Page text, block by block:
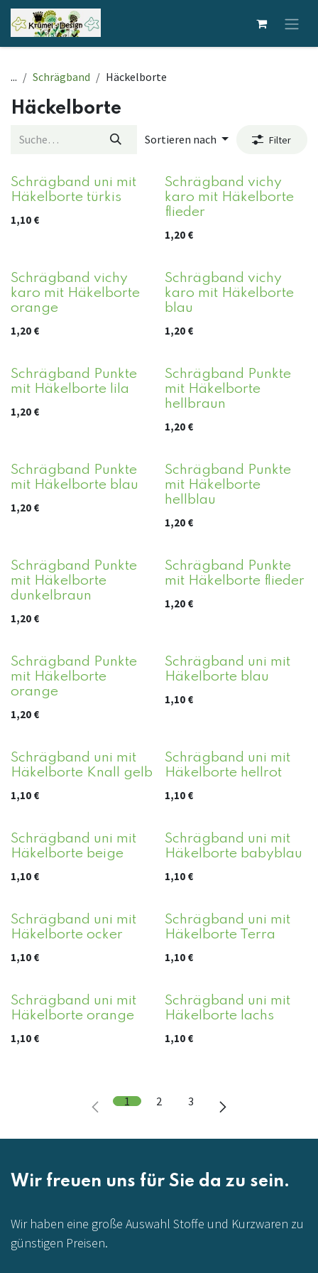
Zum Inhalt springen
... Schrägband Häckelborte
Häckelborte
Sortieren nach Filter
Schrägband uni mit
Häkelborte türkis
1,10 €
Schrägband vichy
karo mit Häkelborte
flieder
1,20€
Schrägband vichy
karo mit Häkelborte
orange
1,20 €
Schrägband vichy
karo mit Häkelborte
blau
1,20€
Schrägband Punkte
mit Häkelborte lila
1,20 €
Schrägband Punkte
mit Häkelborte
hellbraun
1,20€
Schrägband Punkte
mit Häkelborte blau
1,20 €
Schrägband Punkte
mit Häkelborte
hellblau
1,20€
Schrägband Punkte
mit Häkelborte
dunkelbraun
1,20 €
Schrägband Punkte
mit Häkelborte flieder
1,20€
Schrägband Punkte
mit Häkelborte
orange
1,20 €
Schrägband uni mit
Häkelborte blau
1,10€
Schrägband uni mit
Häkelborte Knall gelb
1,10 €
Schrägband uni mit
Häkelborte hellrot
1,10€
Schrägband uni mit
Häkelborte beige
1,10 €
Schrägband uni mit
Häkelborte babyblau
1,10€
Schrägband uni mit
Häkelborte ocker
1,10 €
Schrägband uni mit
Häkelborte Terra
1,10€
Schrägband uni mit
Häkelborte orange
1,10 €
Schrägband uni mit
Häkelborte lachs
1,10€
1 2 3
Wir freuen uns für Sie da zu sein.
Wir haben eine große Auswahl Stoffe und Kurzwaren zu
günstigen Preisen.